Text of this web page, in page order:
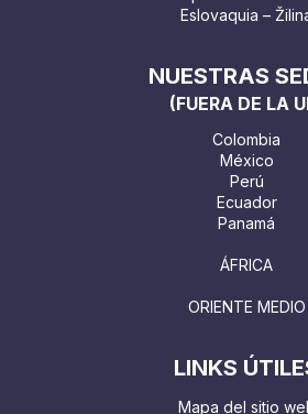
Eslovaquia –
NUESTRAS
(FUERA DE LA
Colombia
México
Perú
Ecuador
Panamá
ÁFRICA
ORIENTE MEDIO
LINKS
Mapa del sitio